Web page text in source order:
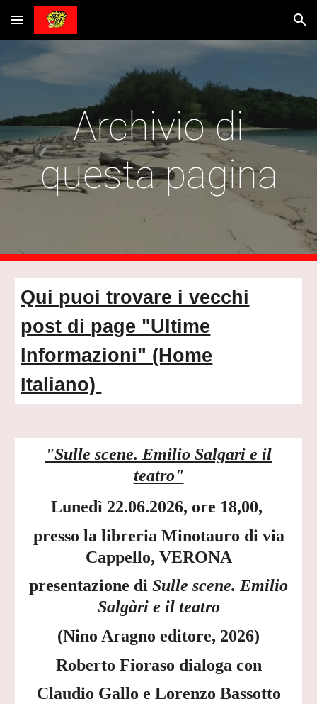
Skip to main content Skip to navigation
Archivio di
questa pagina
Qui puoi trovare i vecchi
post di page "Ultime
Informazioni" (Home
Italiano)
"Sulle scene. Emilio Salgari e il
teatro"
Lunedì 22.06.2026, ore 18,00,
presso la libreria Minotauro di via
Cappello, VERONA
presentazione di Sulle scene. Emilio
Salgàri e il teatro
(Nino Aragno editore, 2026)
Roberto Fioraso dialoga con
Claudio Gallo e Lorenzo Bassotto